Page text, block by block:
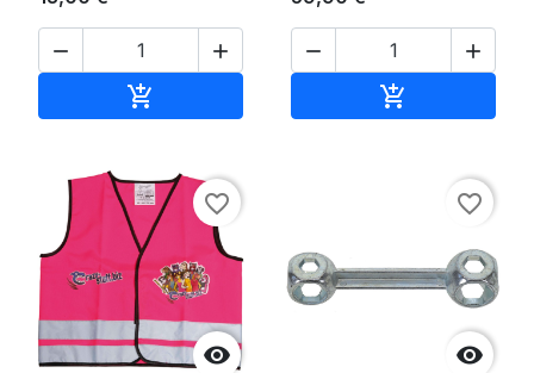
 

 


favorite_border

favorite_border